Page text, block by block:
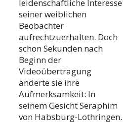
leidenschaftliche Interesse
seiner weiblichen
Beobachter
aufrechtzuerhalten. Doch
schon Sekunden nach
Beginn der
Videoübertragung
änderte sie ihre
Aufmerksamkeit: In
seinem Gesicht Seraphim
von Habsburg-Lothringen.